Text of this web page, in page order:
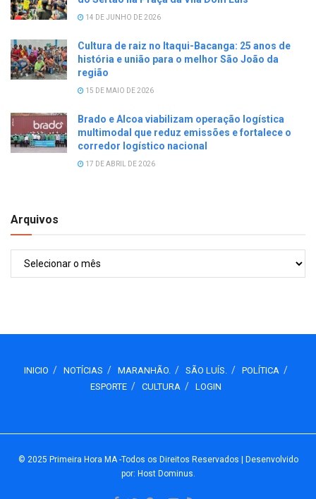
14 DE JUNHO DE 2026
Cultura de raiz no Itaqui-Bacanga: 25 anos de
história e união para o melhor São João da
região
15 DE MAIO DE 2026
Brado e Alcoa viabilizam operação logística
multimodal que reduz emissões e fortalece o
corredor logístico nacional
17 DE ABRIL DE 2026
Arquivos
INICIO NOTÍCIAS MARANHÃO. SÃO LUÍS.
POLÍTICA
ESPORTE
CULTURA LOGIN
© 2025 Primeira Hora MA-Todos os Direitos Reservados
| Desenvolvido
por: Host Dominus.